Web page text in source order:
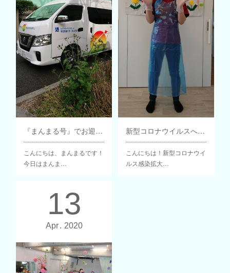
『まんまる号』でお迎えに行きます！
こんにちは、まんまるです！
今日はまんま…
新型コロナウイルスへの感染対策
こんにちは！新型コロナウイ
ルス感染拡大…
13
Apr 2020